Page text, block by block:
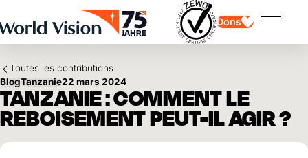
Dons
Toutes les contributions
BlogTanzanie22 mars 2024
TANZANIE : COMMENT LE
REBOISEMENT PEUT-IL AGIR ?